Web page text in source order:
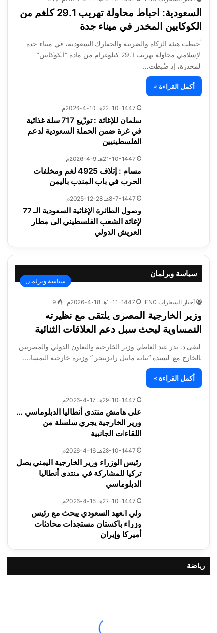
السعودية: احباط محاولة تهريب 29.1 كلغم من
الكوكايين المخدر في ميناء جدة
أحبطت هيئة الزكاة والضريبة والجمارك السعودية، في ميناء جدة
الإسلامي محاولة تهريب 29.1 كيلوغرام من مادة “الكوكايين”
المخدرة، إذ ضُبطت…
أكمل القراءة »
22-10-1447هـ 10-4-2026م
سلمان للإغاثة : توزّيع 717 سلة غذائية
في غزة ضمن الحملة السعودية لدعم
الفلسطينيين
21-10-1447هـ 9-4-2026م
مسام : إتلاف 4925 لغم ومخلفات
الحرب في باب المندب باليمن
8-7-1447هـ 28-12-2025م
وصول الطائرة الإغاثية السعودية الـ 77
لإغاثة الشعب الفلسطيني الى مطار
العريش الدولي
سياسة وبرلمان
سياسة وبرلمان
أخبار السفارات ENC 1-11-1447هـ 18-4-2026م 9
وزير الخارجية المصرى يلتقى مع نظيرته
النمساوية لبحث سبل دعم العلاقات الثنائية
التقى د. بدر عبد العاطي وزير الخارجية والتعاون الدولي والمصريين
بالخارج مع السيدة “بياتة ماينل رايزينجر ” وزيرة خارجية النمسا،…
أكمل القراءة »
29-10-1447هـ 17-4-2026م
على هامش منتدى أنطاليا الدبلوماسي …
وزير الخارجية يجري سلسلة من
اللقاءات الجانبية
28-10-1447هـ 16-4-2026م
رئيس الوزراء وزير الخارجية اليمني يصل
تركيا للمشاركة في منتدى أنطاليا
الدبلوماسي
27-10-1447هـ 15-4-2026م
ولي العهد السعودي يبحث مع رئيس
وزراء باكستان مستجدات محادثات
أميركا وإيران
رياضة